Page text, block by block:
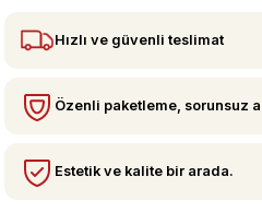
Hızlı ve güvenli teslimat
Özenli paketleme, sorunsuz
Estetik ve kalite bir arada.